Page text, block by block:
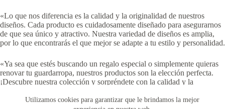
Utilizamos cookies para garantizar que le brindamos la mejor
«Lo que nos diferencia es la calidad y la originalidad de nuestros
diseños. Cada producto es cuidadosamente diseñado para asegurarnos
de que sea único y atractivo. Nuestra variedad de diseños es amplia,
por lo que encontrarás el que mejor se adapte a tu estilo y personalidad.
«Ya sea que estés buscando un regalo especial o simplemente quieras
renovar tu guardarropa, nuestros productos son la elección perfecta.
¡Descubre nuestra colección y sorpréndete con la calidad y la